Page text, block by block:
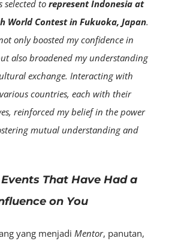
selected to represent Indonesia at
World Contest in Fukuoka, Japan.
only boosted my confidence in
also broadened my understanding
exchange. Interacting with
countries, each with their
reinforced my belief in the power
mutual understanding and
That Have Had a
on You
yang menjadi Mentor, panutan,